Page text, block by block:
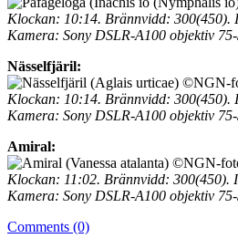
Klockan: 10:14. Brännvidd: 300(450).
Kamera: Sony DSLR-A100 objektiv
Nässelfjäril:
Klockan: 10:14. Brännvidd: 300(450).
Kamera: Sony DSLR-A100 objektiv
Amiral:
Klockan: 11:02. Brännvidd: 300(450).
Kamera: Sony DSLR-A100 objektiv
Comments (0)